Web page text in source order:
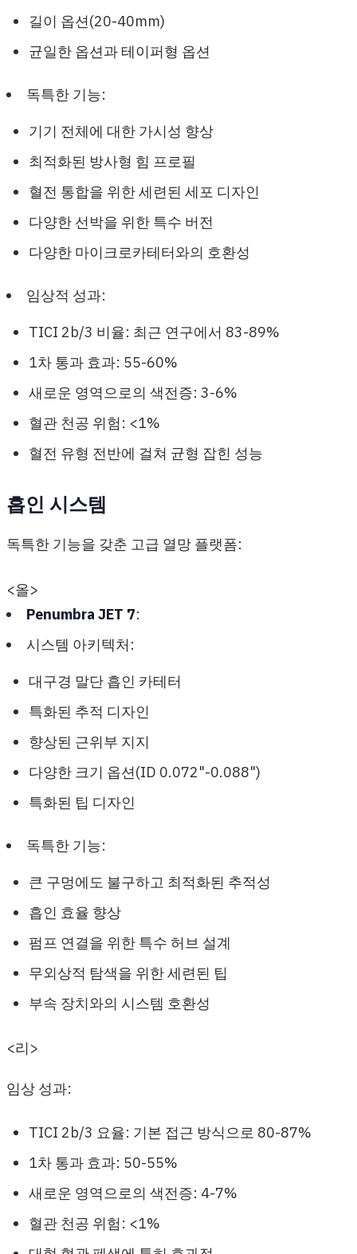
길이 옵션(20-40mm)
균일한 옵션과 테이퍼형 옵션
독특한 기능:
기기 전체에 대한 가시성 향상
최적화된 방사형 힘 프로필
혈전 통합을 위한 세련된 세포 디자인
다양한 선박을 위한 특수 버전
다양한 마이크로카테터와의 호환성
임상적 성과:
TICI 2b/3 비율: 최근 연구에서 83-89%
1차 통과 효과: 55-60%
새로운 영역으로의 색전증: 3-6%
혈관 천공 위험: <1%
혈전 유형 전반에 걸쳐 균형 잡힌 성능
흡인 시스템
독특한 기능을 갖춘 고급 열망 플랫폼:
<올>
Penumbra JET 7:
시스템 아키텍처:
대구경 말단 흡인 카테터
특화된 추적 디자인
향상된 근위부 지지
다양한 크기 옵션(ID 0.072"-0.088")
특화된 팁 디자인
독특한 기능:
큰 구멍에도 불구하고 최적화된 추적성
흡인 효율 향상
펌프 연결을 위한 특수 허브 설계
무외상적 탐색을 위한 세련된 팁
부속 장치와의 시스템 호환성
<리>
임상 성과:
TICI 2b/3 요율: 기본 접근 방식으로 80-87%
1차 통과 효과: 50-55%
새로운 영역으로의 색전증: 4-7%
혈관 천공 위험: <1%